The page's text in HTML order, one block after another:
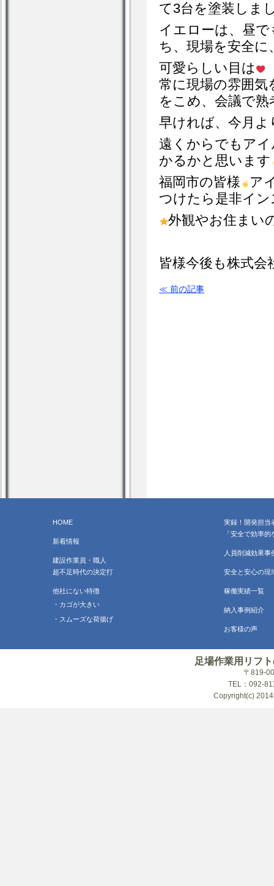
て3台を塗装しま
イエローは、昼
ち、現場を安全
可愛らしい目は
常に現場の雰囲
をこめ、会議で
早ければ、今月
遠くからでもア
かるかと思います
福岡市の皆様
ア
つけたら是非イ
外観やお住まい
皆様今後も株式
≪ 前の記事
HOME
新着情報
建設作業員・職人
超不足時代の決定打
他社にない特徴
・カゴが大きい
・スムーズな荷揚げ
実録！開発担当
「安全で効率
人員削減効果事
安全と安心の現
稼働実績一覧
納入事例紹介
お客様の声
足場作業用リフ
〒819-
TEL：092-
Copyright(c)